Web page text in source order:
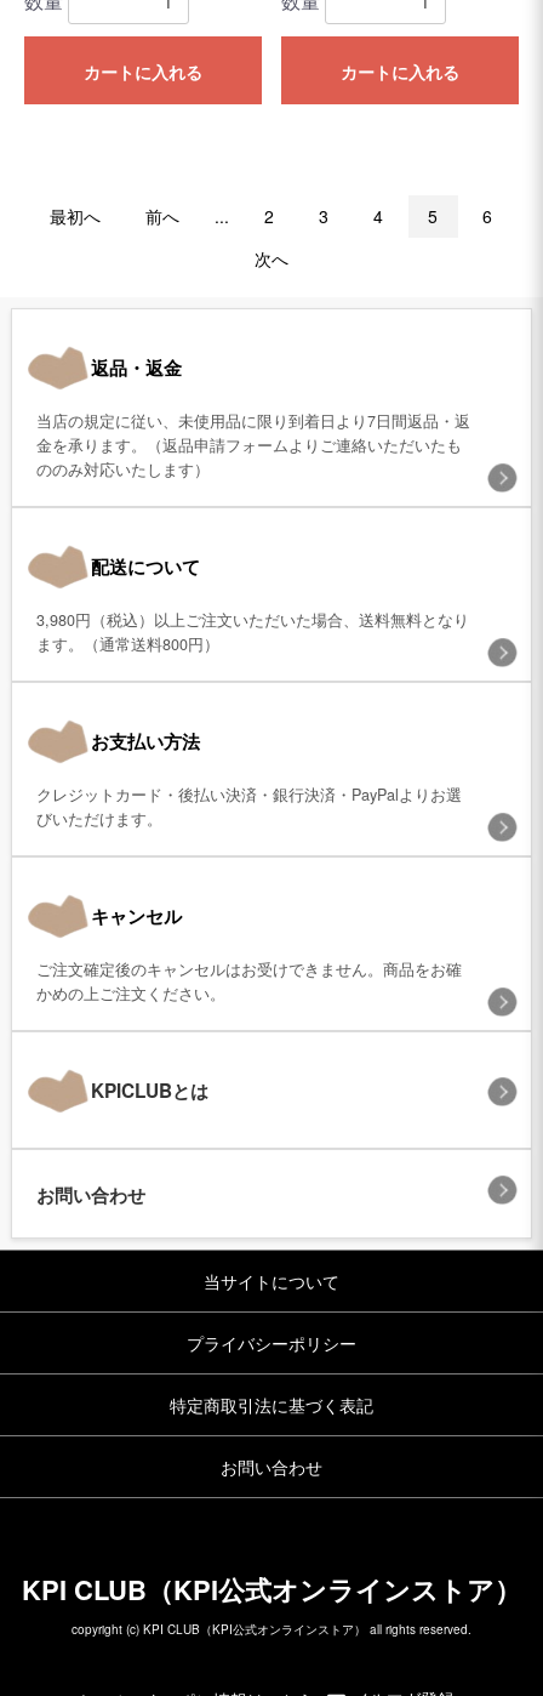
カートに入れる カートに入れる
最初へ 前へ ... 2 3 4 5
6
次へ
返品・返金
当店の規定に従い、未使用品に限り到着日より7日間返品・返
金を承ります。（返品申請フォームよりご連絡いただいたも
ののみ対応いたします）
配送について
3,980円（税込）以上ご注文いただいた場合、送料無料となり
ます。（通常送料800円）
お支払い方法
クレジットカード・後払い決済・銀行決済・PayPalよりお選
びいただけます。
キャンセル
ご注文確定後のキャンセルはお受けできません。商品をお確
かめの上ご注文ください。
KPICLUBとは
お問い合わせ
当サイトについて
プライバシーポリシー
特定商取引法に基づく表記
お問い合わせ
KPI CLUB（KPI公式オンラインストア）
copyright (c) KPI CLUB（KPI公式オンラインストア） all rights reserved.